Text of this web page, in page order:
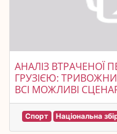
АНАЛІЗ ВТРАЧЕНОЇ
ГРУЗІЄЮ:
ВСІ МОЖЛИВІ
Спорт Національна